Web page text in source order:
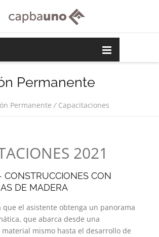
Permanente
Permanente/ Capacitaciones
2021
CONSTRUCCIONES CON
DE MADERA
que el asistente obtenga un panorama
que abarca desde una
mismo hasta el desarrollo de